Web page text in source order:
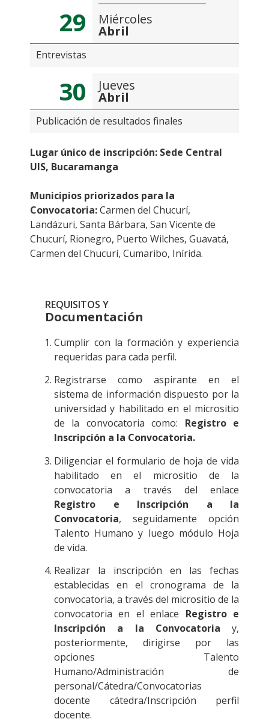
29
Miércoles
Abril
Entrevistas
30 Jueves
Abril
Publicación de resultados finales
Lugar único de inscripción: Sede Central
UIS, Bucaramanga
Municipios priorizados para la
Convocatoria:Carmen del Chucurí,
Landázuri, Santa Bárbara, San Vicente de
Chucurí, Rionegro, Puerto Wilches, Guavatá,
Carmen del Chucurí, Cumaribo, Inírida.
REQUISITOS Y
Documentación
Cumplir con la formación y experiencia
requeridas para cada perfil.
Registrarse como aspirante en el
sistema de información dispuesto por la
universidad y habilitado en el micrositio
de la convocatoria como: Registro e
Inscripción a la Convocatoria.
Diligenciar el formulario de hoja de vida
habilitado en el micrositio de la
convocatoria a través del enlace
Registro e Inscripción a la
Convocatoria, seguidamente opción
Talento Humano y luego módulo Hoja
de vida.
Realizar la inscripción en las fechas
establecidas en el cronograma de la
convocatoria, a través del micrositio de la
convocatoria en el enlace Registro e
Inscripción a la Convocatoria y,
posteriormente, dirigirse por las
opciones Talento
Humano/Administración de
personal/Cátedra/Convocatorias
docente cátedra/Inscripción perfil
docente.